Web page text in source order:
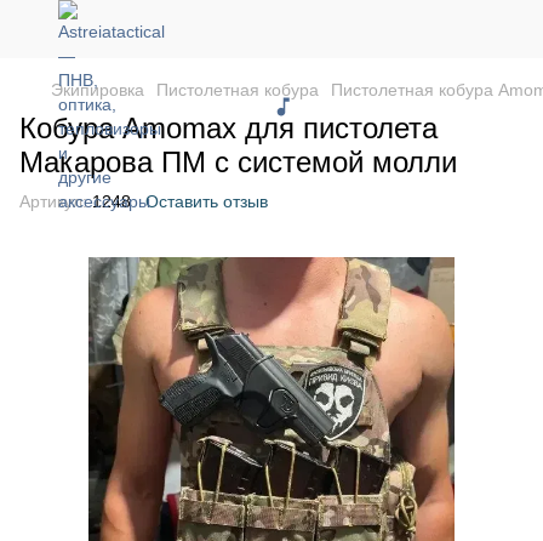
Экипировка Пистолетная кобура Пистолетная кобура
Кобура Amomax для пистолета
Макарова ПМ с системой молли
Артикул:1248 Оставить отзыв